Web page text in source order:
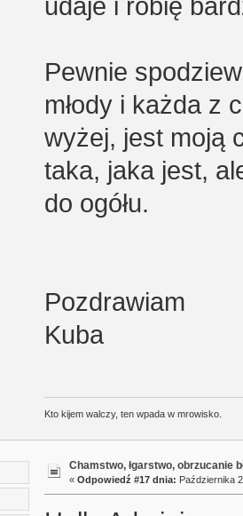
udaje i robię
Pewnie
młody i każda z
wyżej, jest moją
taka, jaka jest,
do ogółu.
Pozdrawiam
Kuba
Kto kijem walczy, ten wpada w mrowisko.
Chamstwo, łgarstwo, obrzucanie
« Odpowiedź #17 dnia: Października